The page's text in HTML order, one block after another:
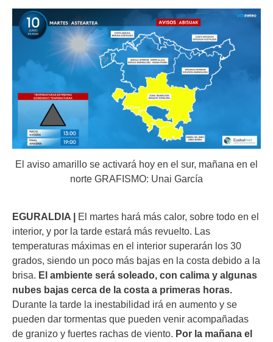
El aviso amarillo se activará hoy en el sur, mañana en el
norte GRAFISMO: Unai García
EGURALDIA | El martes hará más calor, sobre todo en el
interior, y por la tarde estará más revuelto. Las
temperaturas máximas en el interior superarán los 30
grados, siendo un poco más bajas en la costa debido a la
brisa. El ambiente será soleado, con calima y algunas
nubes bajas cerca de la costa a primeras horas.
Durante la tarde la inestabilidad irá en aumento y se
pueden dar tormentas que pueden venir acompañadas
de granizo y fuertes rachas de viento. Por la mañana el